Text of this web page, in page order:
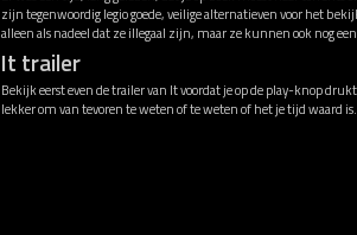
zijn tegenwoordig legio goede, veilige alternatieven voor het
alleen als nadeel dat ze illegaal zijn, maar ze kunnen ook nog
It trailer
Bekijk eerst even de trailer van It voordat je op de play-knop
lekker om van tevoren te weten of te weten of het je tijd waard is.